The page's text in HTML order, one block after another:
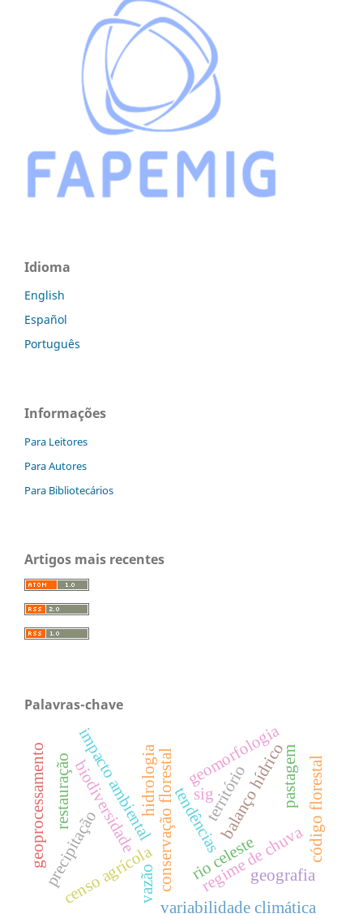
Idioma
English
Español
Português
Informações
Para Leitores
Para Autores
Para Bibliotecários
Artigos mais recentes
Palavras-chave
conservação florestal
impacto ambiental
censo agrícola
biodiversidade
rio celeste
tendências
precipitação vazão
balanço hídrico
geomorfologia
geoprocessamento hidrologia
regime de chuva
variabilidade climática
território
restauração pastagemcódigo florestal
geografia
sig